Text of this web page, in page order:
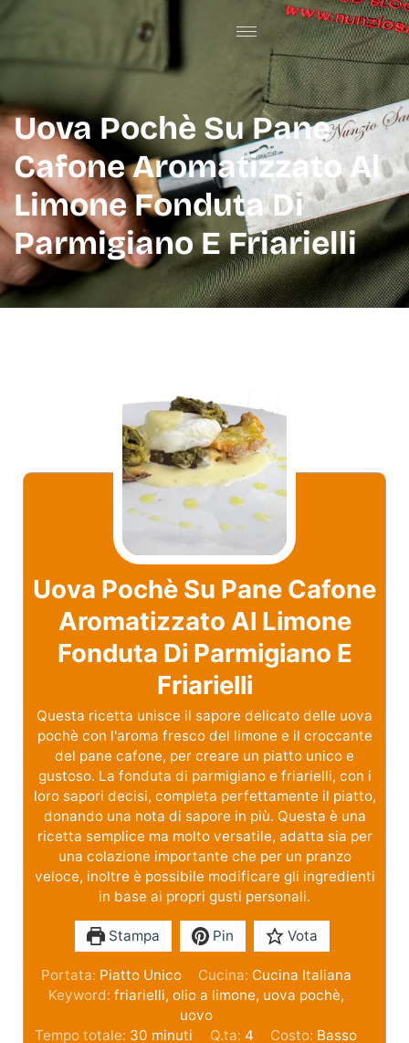
Uova Pochè Su Pane
Cafone Aromatizzato Al
Limone Fonduta Di
Parmigiano E Friarielli
Uova Pochè Su Pane Cafone
Aromatizzato Al Limone
Fonduta Di Parmigiano E
Friarielli
Questa ricetta unisce il sapore delicato delle uova
pochè con l'aroma fresco del limone e il croccante
del pane cafone, per creare un piatto unico e
gustoso. La fonduta di parmigiano e friarielli, con i
loro sapori decisi, completa perfettamente il piatto,
donando una nota di sapore in più. Questa è una
ricetta semplice ma molto versatile, adatta sia per
una colazione importante che per un pranzo
veloce, inoltre è possibile modificare gli ingredienti
in base ai propri gusti personali.
Stampa Pin Vota
Portata: Piatto Unico Cucina: Cucina Italiana
Keyword: friarielli, olio a limone, uova pochè,
uovo
Tempo totale: 30 minuti Q.ta: 4 Costo: Basso